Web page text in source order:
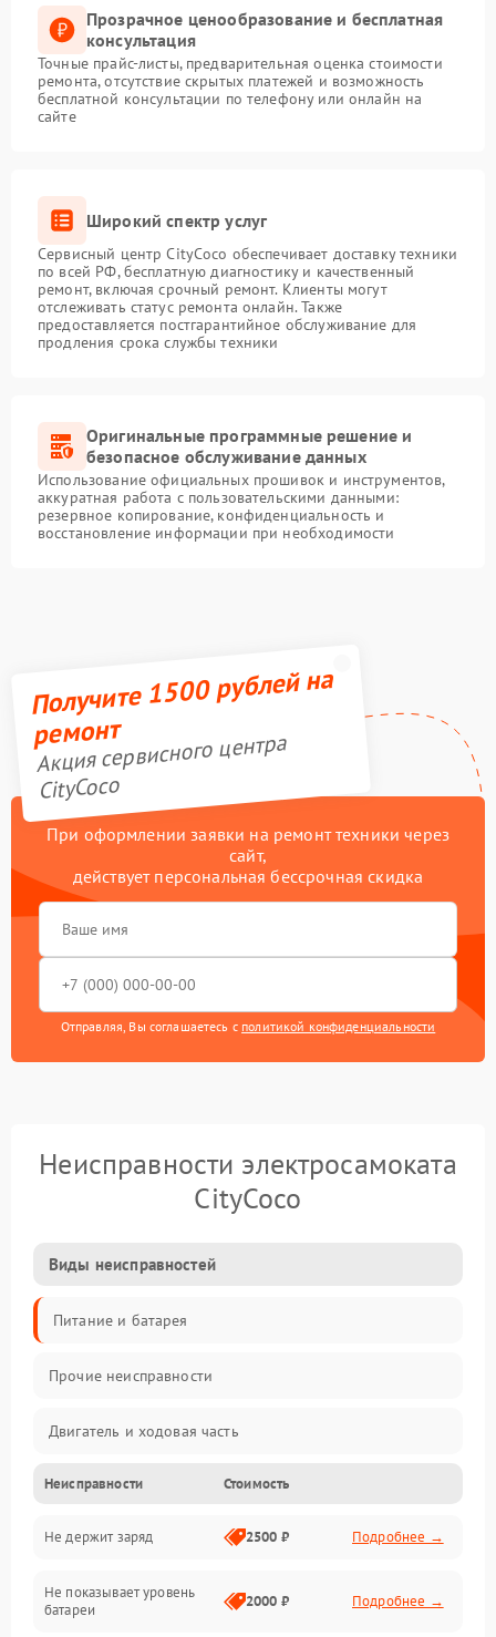
Прозрачное ценообразование и бесплатная
консультация
Точные прайс-листы, предварительная оценка стоимости
ремонта, отсутствие скрытых платежей и возможность
бесплатной консультации по телефону или онлайн на
сайте
Широкий спектр услуг
Сервисный центр CityCoco обеспечивает доставку техники
по всей РФ, бесплатную диагностику и качественный
ремонт, включая срочный ремонт. Клиенты могут
отслеживать статус ремонта онлайн. Также
предоставляется постгарантийное обслуживание для
продления срока службы техники
Оригинальные программные решение и
безопасное обслуживание данных
Использование официальных прошивок и инструментов,
аккуратная работа с пользовательскими данными:
резервное копирование, конфиденциальность и
восстановление информации при необходимости
Получите 1500 рублей на
ремонт
Акция сервисного центра
CityCoco
При оформлении заявки на ремонт техники через
сайт,
действует персональная бессрочная скидка
Отправляя, Вы соглашаетесь с политикой конфиденциальности
Неисправности электросамоката
CityCoco
Виды неисправностей
Питание и батарея
Прочие неисправности
Двигатель и ходовая часть
Тормоза и безопасность
Подвеска и колеса
Электроника и управление
Неисправности Стоимость
Не держит заряд 2500 ₽ Подробнее →
Не показывает уровень
батареи
2000 ₽ Подробнее →